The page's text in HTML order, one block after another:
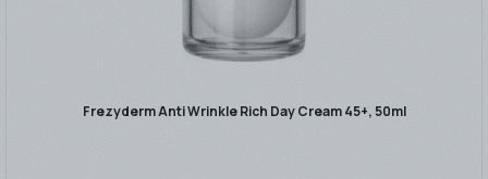
Frezyderm Anti Wrinkle Rich Day Cream 45+, 50ml